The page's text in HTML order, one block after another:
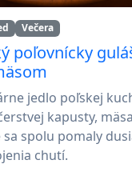
Večera
poľovnícky
jedlo poľskej
kapusty,
spolu pomaly
chutí.